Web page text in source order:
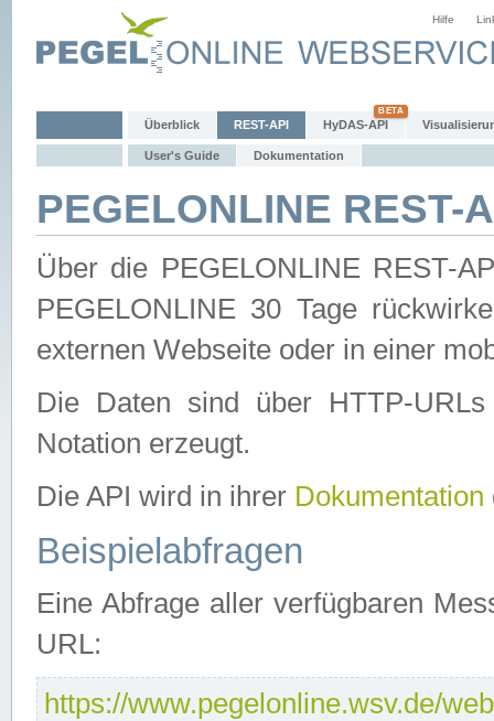
Hilfe
Überblick REST-API HyDAS-API
User's Guide Dokumentation
PEGELONLINE REST-
Über die PEGELONLINE REST-
PEGELONLINE 30 Tage
externen Webseite oder in einer
Die Daten sind über HTTP-
Notation erzeugt.
Die API wird in ihrer Dokumentation
Beispielabfragen
Eine Abfrage aller verfügbaren
URL:
https://www.pegelonline.wsv.de/